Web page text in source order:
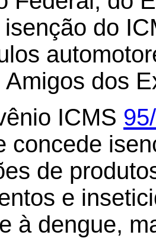
do
dos
ICMS
concede
de
e
à dengue,